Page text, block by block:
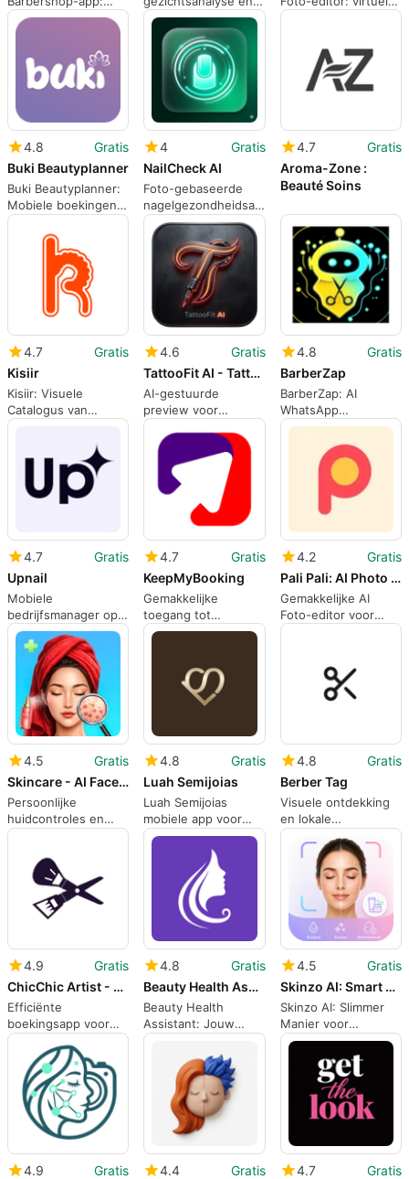
afstandscheck-in en
wachtlijstbeheer
90-dagen
verzorgingsplan
make-overs en
4.8
Gratis
Buki Beautyplanner
Buki Beautyplanner:
Mobiele boekingen
voor schoonheids-
en wellnessroutines
4
Gratis
NailCheck AI
Foto-gebaseerde
nagelgezondheidsanalyse
en
voortgangsmonitoring
op Android
4.7
Gratis
Aroma-Zone :
Beauté Soins
4.7
Gratis
Kisiir
Kisiir: Visuele
Catalogus van
Somalische
Hedendaagse Mode
4.6
Gratis
TattooFit AI - Tattoo Tester
AI-gestuurde
preview voor
realistische
tatoeageplaatsing op
je lichaam
4.8
Gratis
BarberZap
BarberZap: AI
WhatsApp
boekingen en
winkelbeheer op
Android
4.7
Gratis
Upnail
Mobiele
bedrijfsmanager op
maat voor
nageltechnici en
salon eigenaren
4.7
Gratis
KeepMyBooking
Gemakkelijke
toegang tot
nabijgelegen
4.2
Gratis
Pali Pali: AI Photo Editor
Gemakkelijke AI
Foto-editor voor
Android
4.5
Gratis
Skincare - AI Face Scanner
Persoonlijke
huidcontroles en
routines met een AI-
4.8
Gratis
Luah Semijoias
Luah Semijoias
mobiele app voor
wederverkopers en
orderbeheer
4.8
Gratis
Berber Tag
Visuele ontdekking
en lokale
kappersverbindingen
op Android
4.9
Gratis
ChicChic Artist - Get Bookings
Efficiënte
boekingsapp voor
schoonheidsspecialisten
4.8
Gratis
Beauty Health Assistant
Beauty Health
Assistant: Jouw
Schoonheidshelper
4.5
Gratis
Skinzo AI: Smart Skin Care
Skinzo AI: Slimmer
Manier voor
Huidverzorging
4.9
Gratis
4.4
Gratis
4.7
Gratis